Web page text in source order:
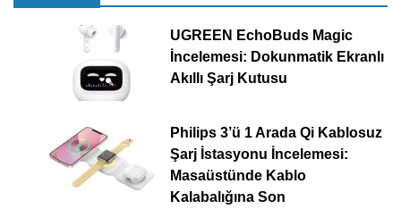
UGREEN EchoBuds Magic
İncelemesi: Dokunmatik Ekranlı
Akıllı Şarj Kutusu
Philips 3’ü 1 Arada Qi Kablosuz
Şarj İstasyonu İncelemesi:
Masaüstünde Kablo
Kalabalığına Son